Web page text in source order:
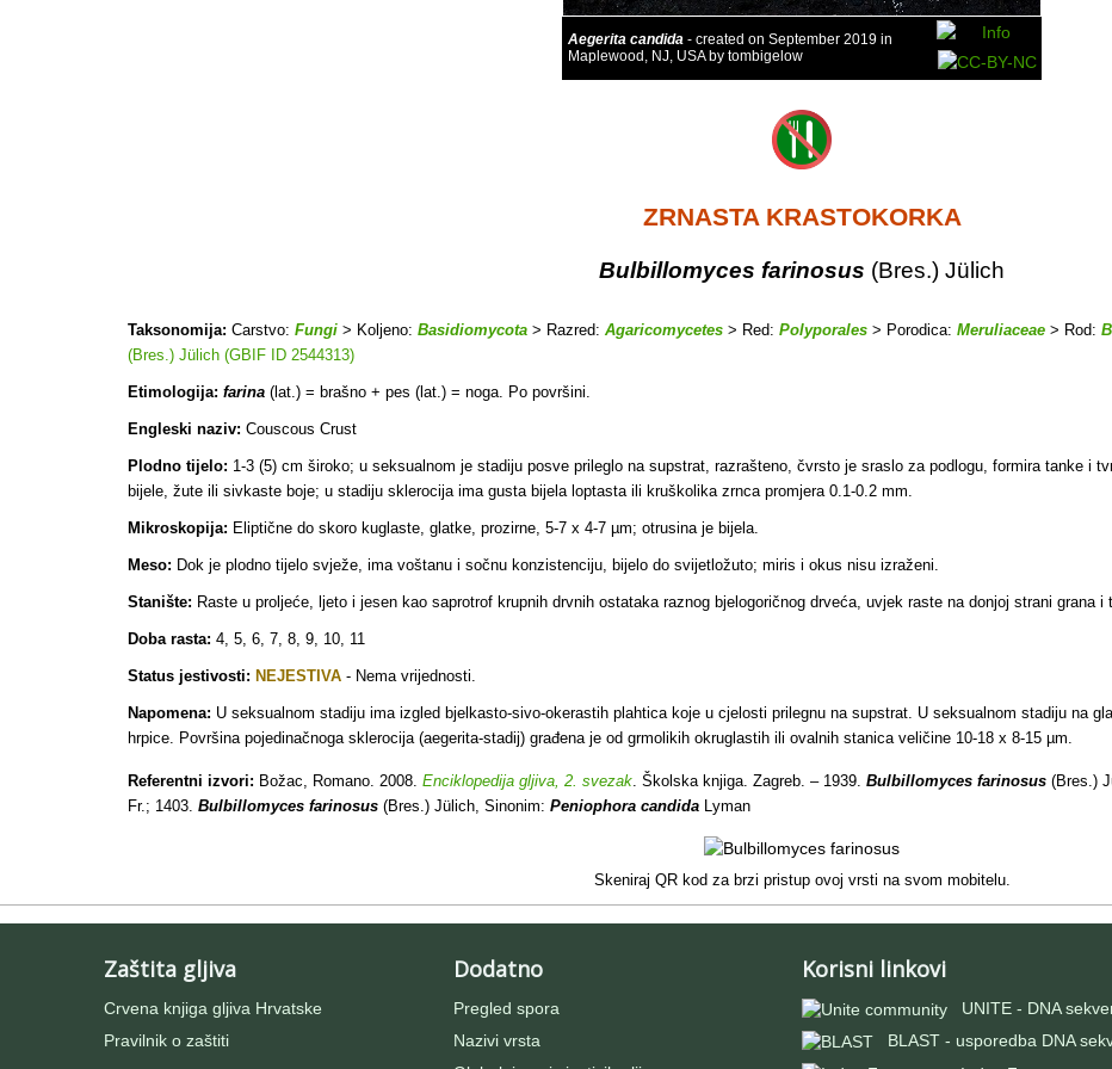
Aegerita candida - created on September 2019 in
Maplewood, NJ, USA by tombigelow
ZRNASTA KRASTOKORKA
Bulbillomyces farinosus (Bres.) Jülich
Taksonomija: Carstvo: Fungi > Koljeno: Basidiomycota > Razred: Agaricomycetes > Red: Polyporales > Porodica: Meruliaceae > Rod:
(Bres.) Jülich (GBIF ID 2544313)
Etimologija: farina (lat.) = brašno + pes (lat.) = noga. Po površini.
Engleski naziv: Couscous Crust
Plodno tijelo: 1-3 (5) cm široko; u seksualnom je stadiju posve prileglo na supstrat, razrašteno, čvrsto je sraslo za podlogu, formira tanke i
bijele, žute ili sivkaste boje; u stadiju sklerocija ima gusta bijela loptasta ili kruškolika zrnca promjera 0.1-0.2 mm.
Mikroskopija: Eliptične do skoro kuglaste, glatke, prozirne, 5-7 x 4-7 µm; otrusina je bijela.
Meso: Dok je plodno tijelo svježe, ima voštanu i sočnu konzistenciju, bijelo do svijetložuto; miris i okus nisu izraženi.
Stanište: Raste u proljeće, ljeto i jesen kao saprotrof krupnih drvnih ostataka raznog bjelogoričnog drveća, uvjek raste na donjoj strani grana i
Doba rasta: 4, 5, 6, 7, 8, 9, 10, 11
Status jestivosti: NEJESTIVA - Nema vrijednosti.
Napomena: U seksualnom stadiju ima izgled bjelkasto-sivo-okerastih plahtica koje u cjelosti prilegnu na supstrat. U seksualnom stadiju na
hrpice. Površina pojedinačnoga sklerocija (aegerita-stadij) građena je od grmolikih okruglastih ili ovalnih stanica veličine 10-18 x 8-15 µm.
Referentni izvori: Božac, Romano. 2008. Enciklopedija gljiva, 2. svezak . Školska knjiga. Zagreb. – 1939. Bulbillomyces farinosus (Bres.)
Fr.; 1403 Bulbillomyces farinosus (Bres.) Jülich, Sinonim: Peniophora candida Lyman
Skeniraj QR kod za brzi pristup ovoj vrsti na svom mobitelu.
Zaštita gljiva
Crvena knjiga gljiva Hrvatske
Pravilnik o zaštiti
Dodatno
Pregled spora
Nazivi vrsta
Korisni linkovi
UNITE - DNA
BLAST - usporedba DNA